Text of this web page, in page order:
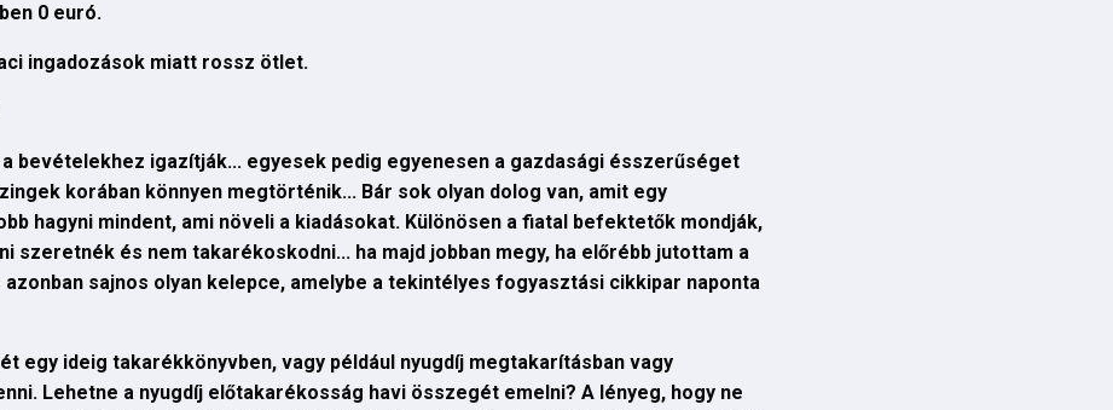
0 euró.
ingadozások miatt rossz ötlet.
bevételekhez igazítják... egyesek pedig egyenesen a gazdasági ésszerűséget
korában könnyen megtörténik... Bár sok olyan dolog van, amit egy
hagyni mindent, ami növeli a kiadásokat. Különösen a fiatal befektetők mondják,
és nem takarékoskodni... ha majd jobban megy, ha előrébb jutottam a
sajnos olyan kelepce, amelybe a tekintélyes fogyasztási cikkipar naponta
egy ideig takarékkönyvben, vagy például nyugdíj megtakarításban vagy
Lehetne a nyugdíj előtakarékosság havi összegét emelni? A lényeg, hogy ne